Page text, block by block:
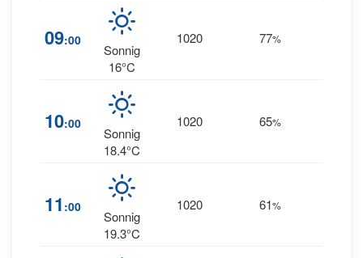
09:00
Sonnig
16°C
1020 77%
10:00
Sonnig
18.4°C
1020 65%
11 :00
Sonnig
19.3°C
1020 61%